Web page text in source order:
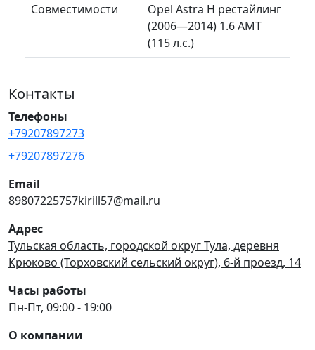
Совместимости
Opel Astra H рестайлинг
(2006—2014) 1.6 AMT
(115 л.с.)
Контакты
Телефоны
+79207897273
+79207897276
Email
89807225757kirill57@mail.ru
Адрес
Тульская область, городской округ Тула, деревня
Крюково (Торховский сельский округ), 6-й проезд, 14
Часы работы
Пн-Пт, 09:00 - 19:00
О компании